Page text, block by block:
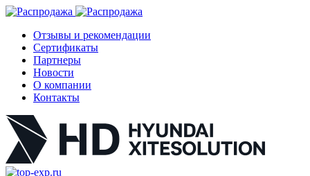
Отзывы и рекомендации
Сертификаты
Партнеры
Новости
О компании
Контакты